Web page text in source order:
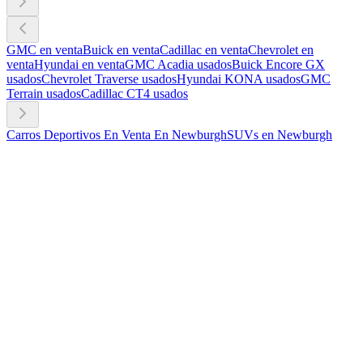
GMC en ventaBuick en ventaCadillac en ventaChevrolet en
ventaHyundai en ventaGMC Acadia usadosBuick Encore GX
usadosChevrolet Traverse usadosHyundai KONA usadosGMC
Terrain usadosCadillac CT4 usados
Carros Deportivos En Venta En NewburghSUVs en Newburgh